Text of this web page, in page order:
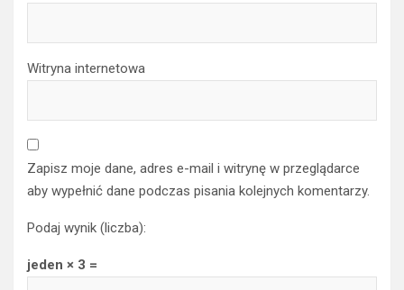
Witryna internetowa
Zapisz moje dane, adres e-mail i witrynę w przeglądarce
aby wypełnić dane podczas pisania kolejnych komentarzy.
Podaj wynik (liczba):
jeden × 3 =